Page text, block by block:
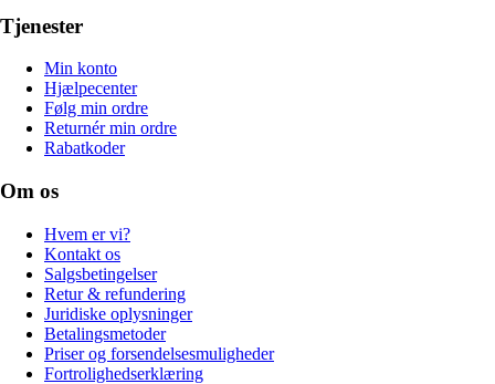
Tjenester
Min konto
Hjælpecenter
Følg min ordre
Returnér min ordre
Rabatkoder
Om os
Hvem er vi?
Kontakt os
Salgsbetingelser
Retur & refundering
Juridiske oplysninger
Betalingsmetoder
Priser og forsendelsesmuligheder
Fortrolighedserklæring